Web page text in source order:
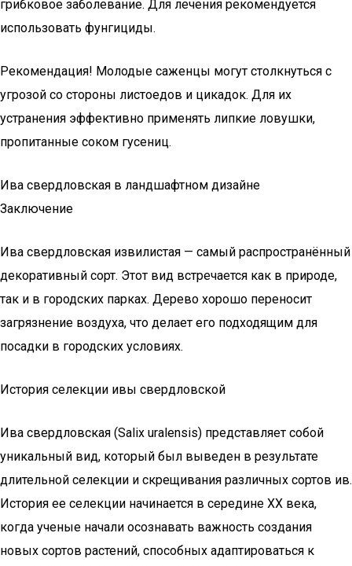
грибковое заболевание. Для лечения рекомендуется
использовать фунгициды.
Рекомендация! Молодые саженцы могут столкнуться с
угрозой со стороны листоедов и цикадок. Для их
устранения эффективно применять липкие ловушки,
пропитанные соком гусениц.
Ива свердловская в ландшафтном дизайне
Заключение
Ива свердловская извилистая — самый распространённый
декоративный сорт. Этот вид встречается как в природе,
так и в городских парках. Дерево хорошо переносит
загрязнение воздуха, что делает его подходящим для
посадки в городских условиях.
История селекции ивы свердловской
Ива свердловская (Salix uralensis) представляет собой
уникальный вид, который был выведен в результате
длительной селекции и скрещивания различных сортов ив.
История ее селекции начинается в середине XX века,
когда ученые начали осознавать важность создания
новых сортов растений, способных адаптироваться к